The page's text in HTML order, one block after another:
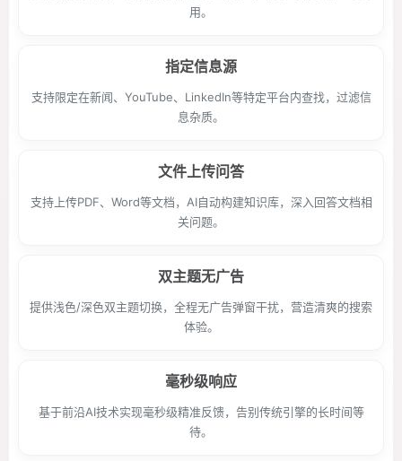
用。
指定信息源
支持限定在新闻、YouTube、LinkedIn等特定平台内查找，过滤信
息杂质。
文件上传问答
支持上传PDF、Word等文档，AI自动构建知识库，深入回答文档相
关问题。
双主题无广告
提供浅色/深色双主题切换，全程无广告弹窗干扰，营造清爽的搜索
体验。
毫秒级响应
基于前沿AI技术实现毫秒级精准反馈，告别传统引擎的长时间等
待。